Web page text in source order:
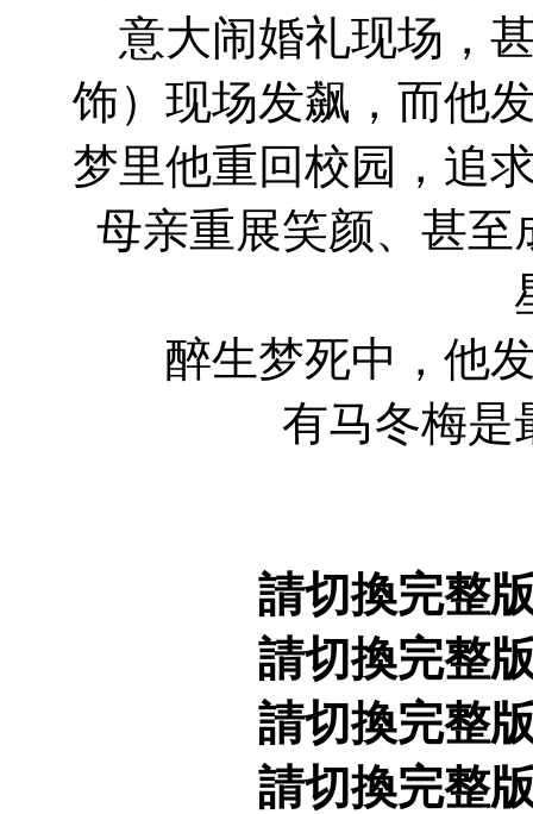
意大闹婚礼现场，
饰）现场发飙，而他
梦里他重回校园，追
母亲重展笑颜、甚
醉生梦死中，他发
有马冬梅
請切換完整
請切換完整
請切換完整
請切換完整